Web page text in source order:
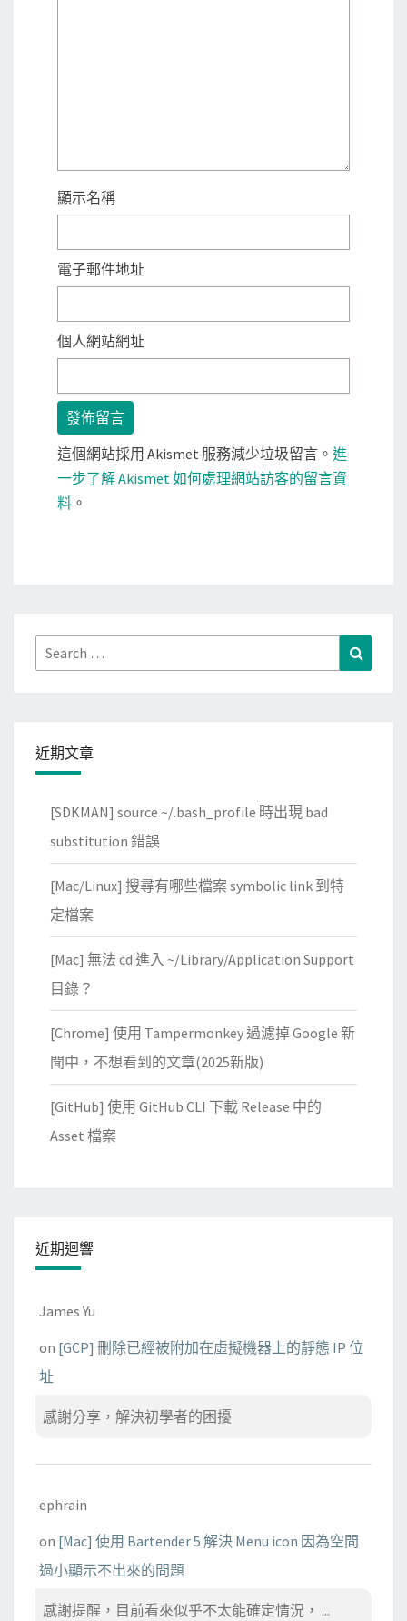
顯示名稱
電子郵件地址
個人網站網址
這個網站採用 Akismet 服務減少垃圾留言。 進
一步了解 Akismet 如何處理網站訪客的留言資
料 。
Search
for:
近期文章
[SDKMAN] source ~/.bash_profile 時出現 bad
substitution 錯誤
[Mac/Linux] 搜尋有哪些檔案 symbolic link 到特
定檔案
[Mac] 無法 cd 進入 ~/Library/Application Support
目錄？
[Chrome] 使用 Tampermonkey 過濾掉 Google 新
聞中，不想看到的文章(2025新版)
[GitHub] 使用 GitHub CLI 下載 Release 中的
Asset 檔案
近期迴響
James Yu
on [GCP] 刪除已經被附加在虛擬機器上的靜態 IP 位
址
感謝分享，解決初學者的困擾
ephrain
on [Mac] 使用 Bartender 5 解決 Menu icon 因為空間
過小顯示不出來的問題
感謝提醒，目前看來似乎不太能確定情況， ...